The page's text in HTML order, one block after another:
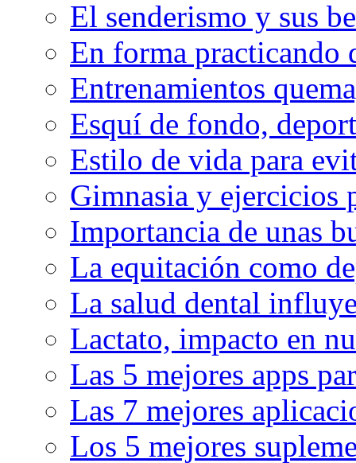
El senderismo y sus
En forma practicando
Entrenamientos
Esquí de fondo,
Estilo de vida para
Gimnasia y ejercicios
Importancia de unas
La equitación como
La salud dental
Lactato, impacto en
Las 5 mejores apps
Las 7 mejores
Los 5 mejores